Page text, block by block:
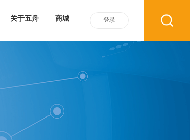
关于五舟 商城 登录